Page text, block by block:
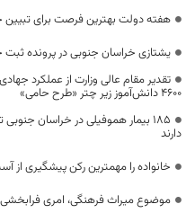
هفته دولت بهترین فرصت برای
یشتازی خراسان جنوبی در پرونده ثبت
تقدیر مقام عالی وزارت از عملکرد
۴۶۰۰ دانش‌آموز زیر چتر «طرح حامی»
۱۸۵ بیمار هموفیلی در خراسان
دارند
خانواده را مهمترین رکن پیشگیری از
موضوع میراث فرهنگی، امری